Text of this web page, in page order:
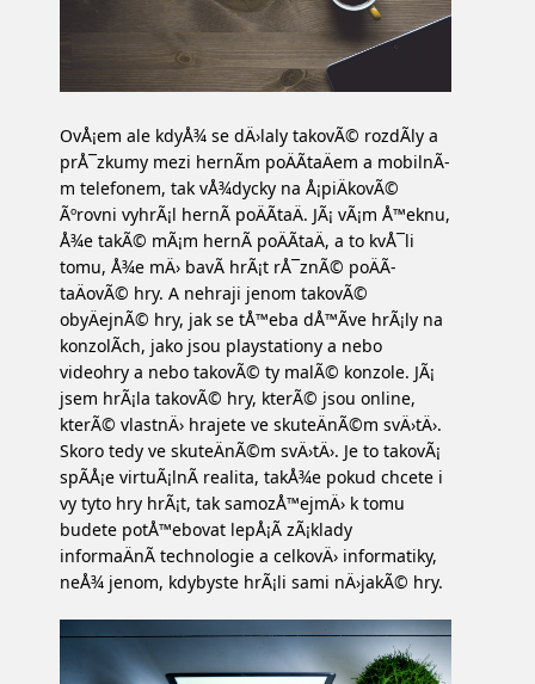
OvÅ¡em ale kdyÅ¾ se dÄ›laly takovÃ© rozdÃ­ly a
prÅ¯zkumy mezi hernÃ­m poÄÃ­taÄem a mobilnÃ­
m telefonem, tak vÅ¾dycky na Å¡piÄkovÃ©
Ãºrovni vyhrÃ¡l hernÃ­ poÄÃ­taÄ. JÃ¡ vÃ¡m Å™eknu,
Å¾e takÃ© mÃ¡m hernÃ­ poÄÃ­taÄ, a to kvÅ¯li
tomu, Å¾e mÄ› bavÃ­ hrÃ¡t rÅ¯znÃ© poÄÃ­
taÄovÃ© hry. A nehraji jenom takovÃ©
obyÄejnÃ© hry, jak se tÅ™eba dÅ™Ã­ve hrÃ¡ly na
konzolÃ­ch, jako jsou playstationy a nebo
videohry a nebo takovÃ© ty malÃ© konzole. JÃ¡
jsem hrÃ¡la takovÃ© hry, kterÃ© jsou online,
kterÃ© vlastnÄ› hrajete ve skuteÄnÃ©m svÄ›tÄ›.
Skoro tedy ve skuteÄnÃ©m svÄ›tÄ›. Je to takovÃ¡
spÃ­Å¡e virtuÃ¡lnÃ­ realita, takÅ¾e pokud chcete i
vy tyto hry hrÃ¡t, tak samozÅ™ejmÄ› k tomu
budete potÅ™ebovat lepÅ¡Ã­ zÃ¡klady
informaÄnÃ­ technologie a celkovÄ› informatiky,
neÅ¾ jenom, kdybyste hrÃ¡li sami nÄ›jakÃ© hry.